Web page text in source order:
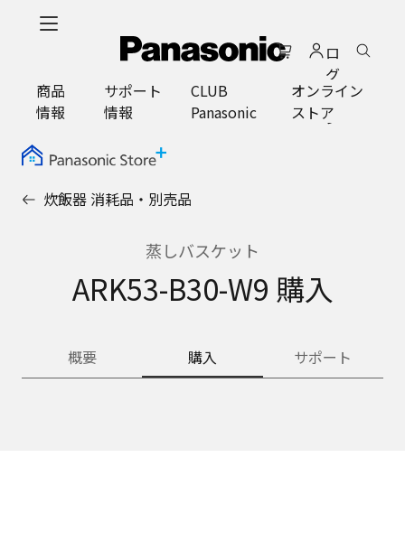
ロ
グ
イ
ン
商品
情報
サポート
情報
CLUB
Panasonic
オンライン
ストア
炊飯器 消耗品・別売品
蒸しバスケット
ARK53-B30-W9 購入
概要 購入 サポート